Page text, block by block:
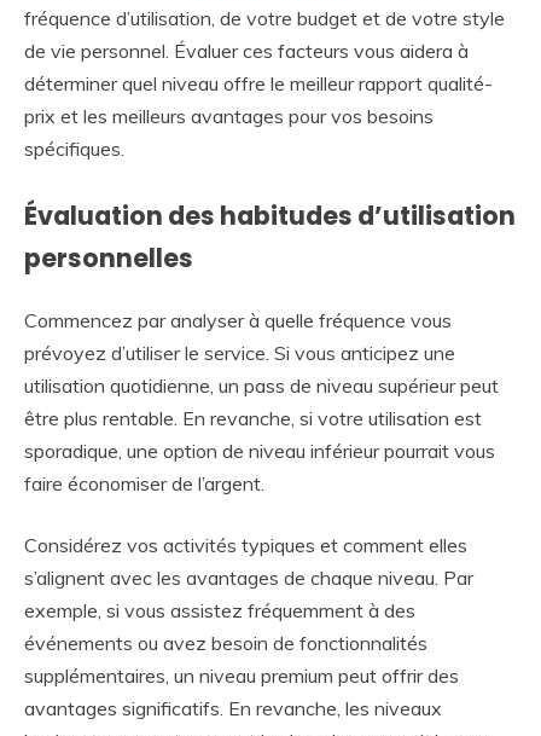
fréquence d’utilisation, de votre budget et de votre style
de vie personnel. Évaluer ces facteurs vous aidera à
déterminer quel niveau offre le meilleur rapport qualité-
prix et les meilleurs avantages pour vos besoins
spécifiques.
Évaluation des habitudes d’utilisation
personnelles
Commencez par analyser à quelle fréquence vous
prévoyez d’utiliser le service. Si vous anticipez une
utilisation quotidienne, un pass de niveau supérieur peut
être plus rentable. En revanche, si votre utilisation est
sporadique, une option de niveau inférieur pourrait vous
faire économiser de l’argent.
Considérez vos activités typiques et comment elles
s’alignent avec les avantages de chaque niveau. Par
exemple, si vous assistez fréquemment à des
événements ou avez besoin de fonctionnalités
supplémentaires, un niveau premium peut offrir des
avantages significatifs. En revanche, les niveaux